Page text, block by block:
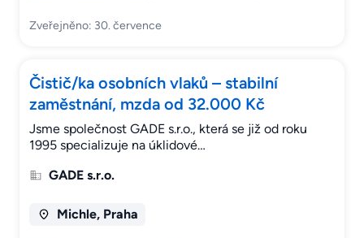
Zveřejněno: 30. července
Čistič/ka osobních vlaků – stabilní
zaměstnání, mzda od 32.000 Kč
Jsme společnost GADE s.r.o., která se již od roku
1995 specializuje na úklidové…
GADE s.r.o.
Michle, Praha